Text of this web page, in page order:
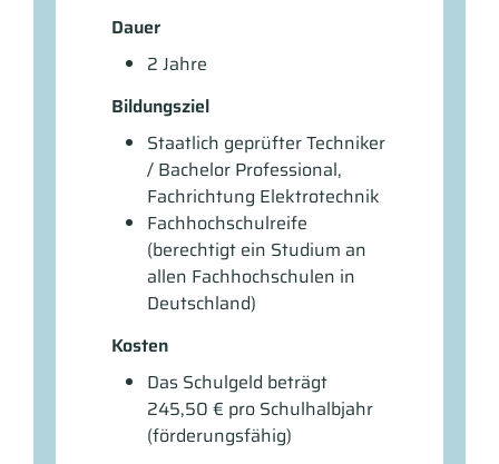
Dauer
2 Jahre
Bildungsziel
Staatlich geprüfter Techniker
/ Bachelor Professional,
Fachrichtung Elektrotechnik
Fachhochschulreife
(berechtigt ein Studium an
allen Fachhochschulen in
Deutschland)
Kosten
Das Schulgeld beträgt
245,50 € pro Schulhalbjahr
(förderungsfähig)